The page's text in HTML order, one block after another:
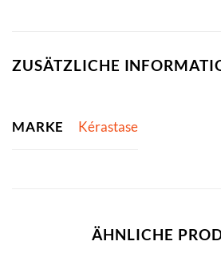
ZUSÄTZLICHE
MARKE Kérastase
ÄHNLICHE